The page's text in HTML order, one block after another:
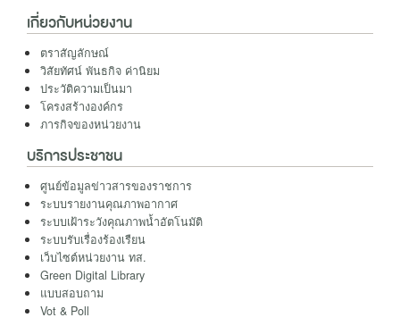
เกี่ยวกับหน่วยงาน
ตราสัญลักษณ์
วิสัยทัศน์ พันธกิจ ค่านิยม
ประวัติความเป็นมา
โครงสร้างองค์กร
ภารกิจของหน่วยงาน
บริการประชาชน
ศูนย์ข้อมูลข่าวสารของราชการ
ระบบรายงานคุณภาพอากาศ
ระบบเฝ้าระวังคุณภาพน้ำอัตโนมัติ
ระบบรับเรื่องร้องเรืยน
เว็บไซต์หน่วยงาน ทส.
Green Digital Library
แบบสอบถาม
Vot & Poll